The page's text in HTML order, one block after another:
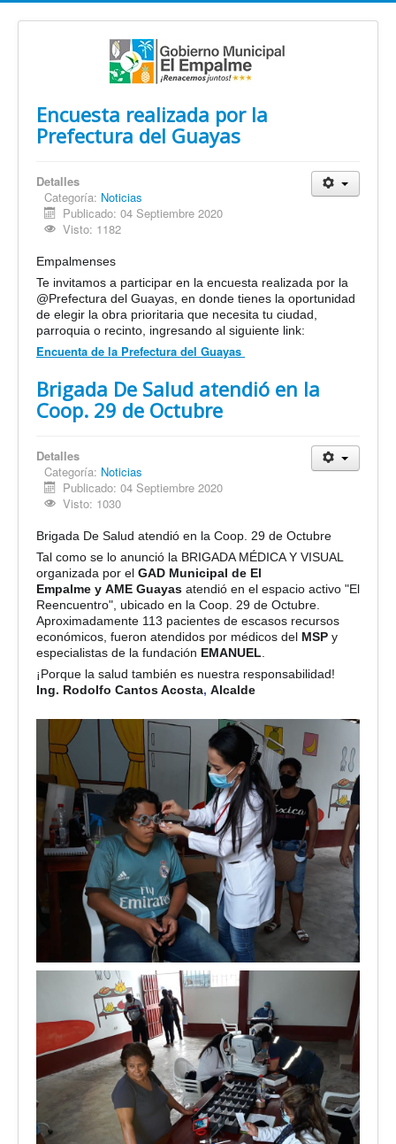
Encuesta realizada por la
Prefectura del Guayas
Detalles
Categoría: Noticias
Publicado: 04 Septiembre 2020
Visto: 1182
Empalmenses
Te invitamos a participar en la encuesta realizada por la
@Prefectura del Guayas, en donde tienes la oportunidad
de elegir la obra prioritaria que necesita tu ciudad,
parroquia o recinto, ingresando al siguiente link:
Encuenta de la Prefectura del Guayas
Brigada De Salud atendió en la
Coop. 29 de Octubre
Detalles
Categoría: Noticias
Publicado: 04 Septiembre 2020
Visto: 1030
Brigada De Salud atendió en la Coop. 29 de Octubre
Tal como se lo anunció la BRIGADA MÉDICA Y VISUAL
organizada por el GAD Municipal de El
Empalme y AME Guayas atendió en el espacio activo "El
Reencuentro", ubicado en la Coop. 29 de Octubre.
Aproximadamente 113 pacientes de escasos recursos
económicos, fueron atendidos por médicos del MSP y
especialistas de la fundación EMANUEL
¡Porque la salud también es nuestra responsabilidad!
Ing. Rodolfo Cantos Acosta, Alcalde